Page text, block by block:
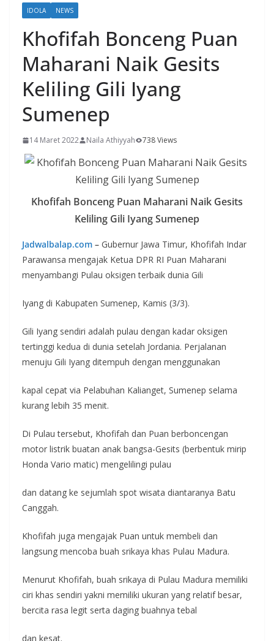
IDOLA NEWS
Khofifah Bonceng Puan
Maharani Naik Gesits
Keliling Gili Iyang
Sumenep
14 Maret 2022 Naila Athiyyah 738 Views
Khofifah Bonceng Puan Maharani Naik Gesits
Keliling Gili Iyang Sumenep
Jadwalbalap.com – Gubernur Jawa Timur, Khofifah Indar
Parawansa mengajak Ketua DPR RI Puan Maharani
menyambangi Pulau oksigen terbaik dunia Gili
Iyang di Kabupaten Sumenep, Kamis (3/3).
Gili Iyang sendiri adalah pulau dengan kadar oksigen
tertinggi kedua di dunia setelah Jordania. Perjalanan
menuju Gili Iyang ditempuh dengan menggunakan
kapal cepat via Pelabuhan Kalianget, Sumenep selama
kurang lebih 35 menit.
Di Pulau tersebut, Khofifah dan Puan berboncengan
motor listrik buatan anak bangsa-Gesits (berbentuk mirip
Honda Vario matic) mengelilingi pulau
dan datang ke sejumlah spot wisata diantaranya Batu
Canggah.
Khofifah juga mengajak Puan untuk membeli dan
langsung mencoba buah srikaya khas Pulau Madura.
Menurut Khofifah, buah srikaya di Pulau Madura memiliki
ciri khas sendiri yakni memiliki ukuran yang relatif besar,
bercita rasa legit serta daging buahnya tebal
dan kesat.